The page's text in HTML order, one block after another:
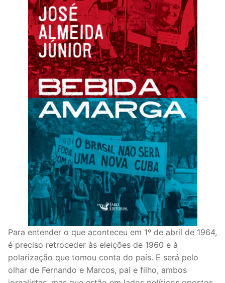
Para entender o que aconteceu em 1º de abril de 1964,
é preciso retroceder às eleições de 1960 e à
polarização que tomou conta do país. E será pelo
olhar de Fernando e Marcos, pai e filho, ambos